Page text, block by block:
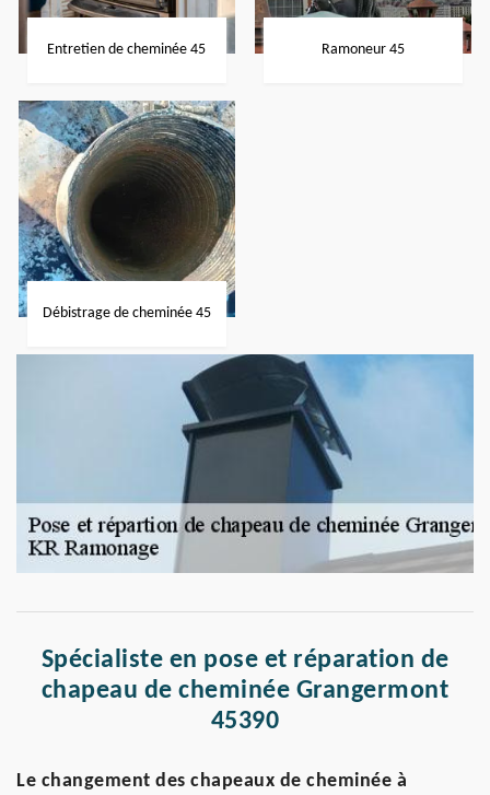
Entretien de cheminée 45 Ramoneur 45
Débistrage de cheminée 45
Spécialiste en pose et réparation de
chapeau de cheminée Grangermont
45390
Le changement des chapeaux de cheminée à